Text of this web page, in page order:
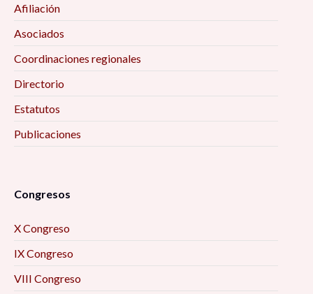
Afiliación
Asociados
Coordinaciones regionales
Directorio
Estatutos
Publicaciones
Congresos
X Congreso
IX Congreso
VIII Congreso